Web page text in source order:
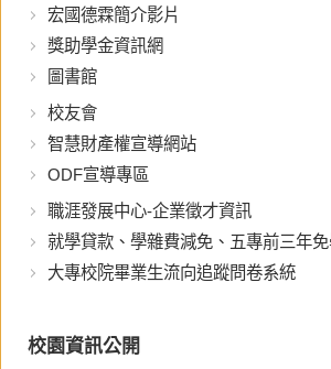
宏國德霖簡介影片
獎助學金資訊網
圖書館
校友會
智慧財產權宣導網站
ODF宣導專區
職涯發展中心-企業徵才資訊
就學貸款、學雜費減免、五專前三年免學
大專校院畢業生流向追蹤問卷系統
校園資訊公開